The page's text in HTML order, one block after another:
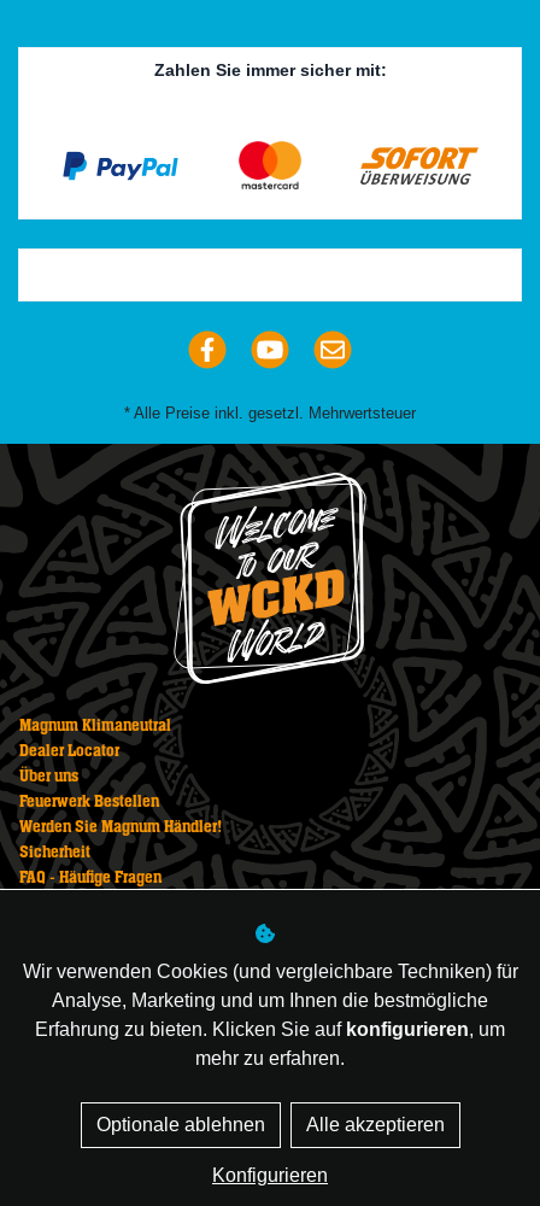
Wir verwenden Cookies (und vergleichbare Techniken) für
Analyse, Marketing und um Ihnen die bestmögliche
Erfahrung zu bieten. Klicken Sie auf konfigurieren, um
mehr zu erfahren.
Optionale ablehnen Alle akzeptieren
Konfigurieren
Zahlen Sie immer sicher mit:
* Alle Preise inkl. gesetzl. Mehrwertsteuer
Magnum Klimaneutral
Dealer Locator
Über uns
Feuerwerk Bestellen
Werden Sie Magnum Händler!
Sicherheit
FAQ - Häufige Fragen
Feuerwerk Kaufen
Newsletter
Managed hosting
Webshop-Entwicklung